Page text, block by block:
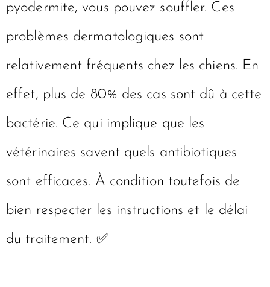
pyodermite, vous pouvez souffler. Ces
problèmes dermatologiques sont
relativement fréquents chez les chiens. En
effet, plus de 80% des cas sont dû à cette
bactérie. Ce qui implique que les
vétérinaires savent quels antibiotiques
sont efficaces. À condition toutefois de
bien respecter les instructions et le délai
du traitement. ✅